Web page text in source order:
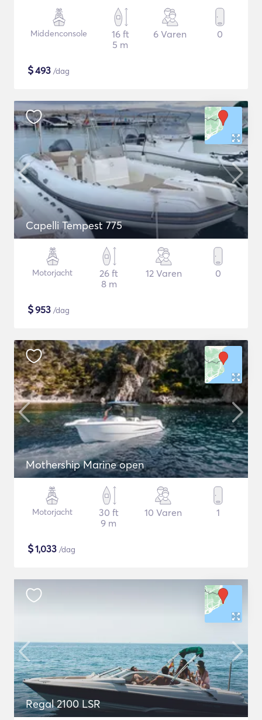
Middenconsole
16 ft
5 m
6 Varen 0
$493 /dag
Capelli Tempest 775
Motorjacht
26 ft
8 m
12 Varen 0
$953 /dag
Mothership Marine open
Motorjacht
30 ft
9 m
10 Varen 1
$1,033 /dag
Regal 2100 LSR